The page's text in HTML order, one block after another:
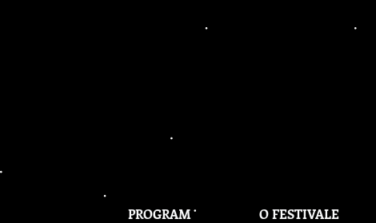
PROGRAM O FESTIVALE